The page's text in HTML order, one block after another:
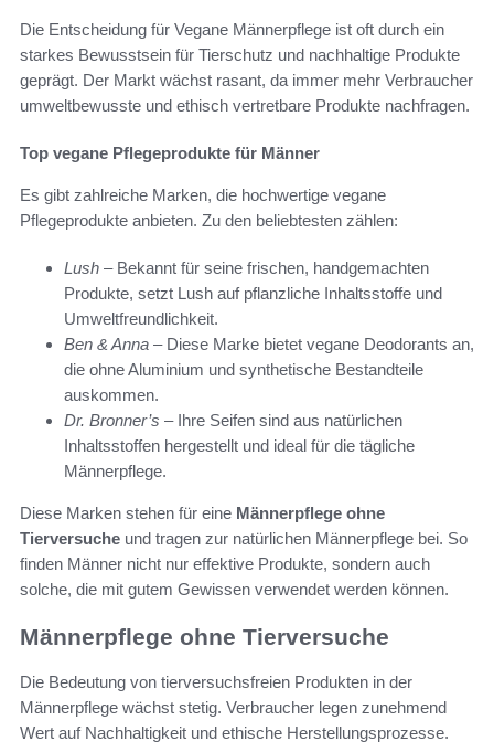
Die Entscheidung für Vegane Männerpflege ist oft durch ein
starkes Bewusstsein für Tierschutz und nachhaltige Produkte
geprägt. Der Markt wächst rasant, da immer mehr Verbraucher
umweltbewusste und ethisch vertretbare Produkte nachfragen.
Top vegane Pflegeprodukte für Männer
Es gibt zahlreiche Marken, die hochwertige vegane
Pflegeprodukte anbieten. Zu den beliebtesten zählen:
Lush – Bekannt für seine frischen, handgemachten
Produkte, setzt Lush auf pflanzliche Inhaltsstoffe und
Umweltfreundlichkeit.
Ben & Anna – Diese Marke bietet vegane Deodorants an,
die ohne Aluminium und synthetische Bestandteile
auskommen.
Dr. Bronner’s – Ihre Seifen sind aus natürlichen
Inhaltsstoffen hergestellt und ideal für die tägliche
Männerpflege.
Diese Marken stehen für eine Männerpflege ohne
Tierversuche und tragen zur natürlichen Männerpflege bei. So
finden Männer nicht nur effektive Produkte, sondern auch
solche, die mit gutem Gewissen verwendet werden können.
Männerpflege ohne Tierversuche
Die Bedeutung von tierversuchsfreien Produkten in der
Männerpflege wächst stetig. Verbraucher legen zunehmend
Wert auf Nachhaltigkeit und ethische Herstellungsprozesse.